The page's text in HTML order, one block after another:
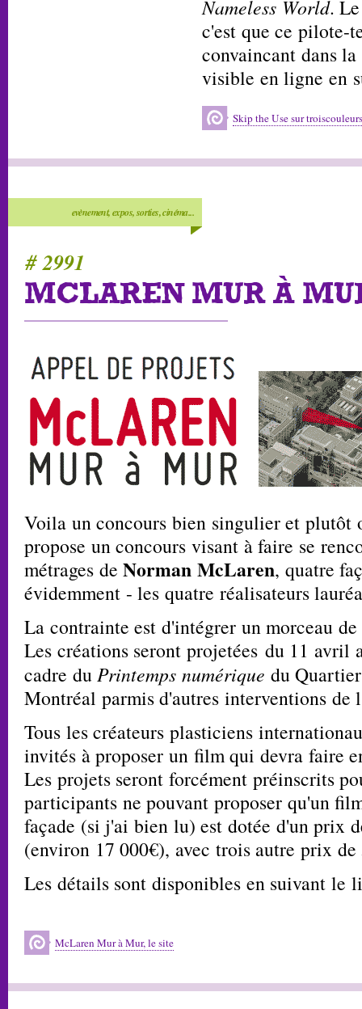
Nameless World.
c'est que ce pilote-
convaincant dans
visible en ligne en
Skip the Use sur
evènement, expos, sorties, cinéma...
# 2991
MCLAREN MUR À
Voila un concours bien singulier et plutôt
propose un concours visant à faire se
métrages deNorman McLaren, quatre
évidemment - les quatre réalisateurs
La contrainte est d'intégrer un morceau
Les créations seront projetées du 11 avril
cadre duPrintemps numérique du
Montréal parmis d'autres interventions de
Tous les créateurs plasticiens
invités à proposer un film qui devra faire
Les projets seront forcément préinscrits
participants ne pouvant proposer qu'un
façade (si j'ai bien lu) est dotée d'un prix
(environ 17 000€), avec trois autre prix de
Les détails sont disponibles en suivant le
McLaren Mur à Mur, le site